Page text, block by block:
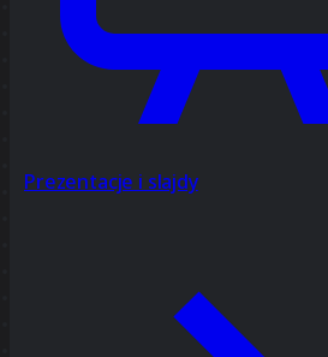
Prezentacje i slajdy